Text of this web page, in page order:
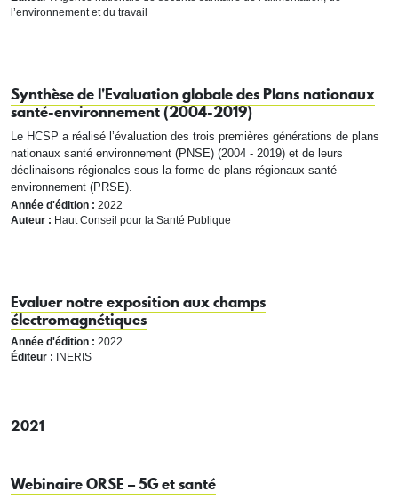
l’environnement et du travail
Synthèse de l'Evaluation globale des Plans nationaux
santé-environnement (2004-2019)
Le HCSP a réalisé l’évaluation des trois premières générations de plans
nationaux santé environnement (PNSE) (2004 - 2019) et de leurs
déclinaisons régionales sous la forme de plans régionaux santé
environnement (PRSE).
Année d'édition : 2022
Auteur : Haut Conseil pour la Santé Publique
Evaluer notre exposition aux champs
électromagnétiques
Année d'édition : 2022
Éditeur :
INERIS
2021
Webinaire ORSE – 5G et santé